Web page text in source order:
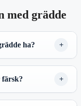
med grädde
ha?
färsk?